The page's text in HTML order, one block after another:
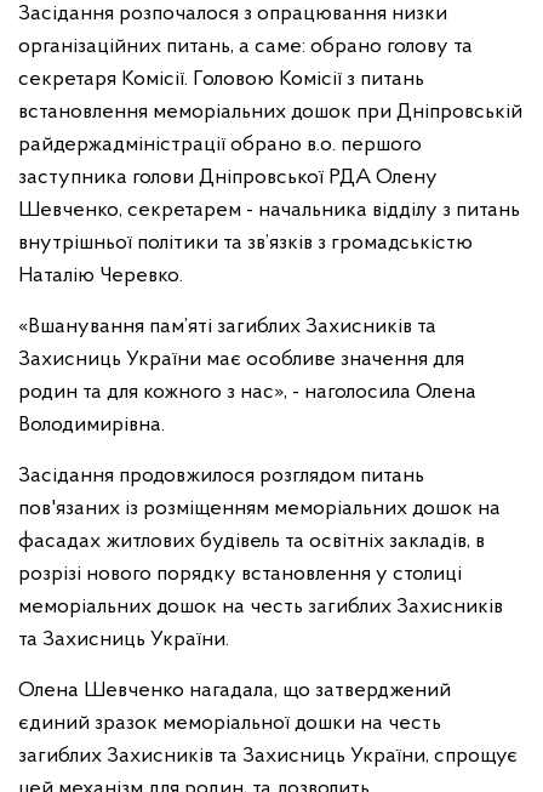
Засідання розпочалося з опрацювання низки
організаційних питань, а саме: обрано голову та
секретаря Комісії. Головою Комісії з питань
встановлення меморіальних дошок при Дніпровській
райдержадміністрації обрано в.о. першого
заступника голови Дніпровської РДА Олену
Шевченко, секретарем - начальника відділу з питань
внутрішньої політики та зв’язків з громадськістю
Наталію Черевко.
«Вшанування пам’яті загиблих Захисників та
Захисниць України має особливе значення для
родин та для кожного з нас», - наголосила Олена
Володимирівна.
Засідання продовжилося розглядом питань
пов'язаних із розміщенням меморіальних дошок на
фасадах житлових будівель та освітніх закладів, в
розрізі нового порядку встановлення у столиці
меморіальних дошок на честь загиблих Захисників
та Захисниць України.
Олена Шевченко нагадала, що затверджений
єдиний зразок меморіальної дошки на честь
загиблих Захисників та Захисниць України, спрощує